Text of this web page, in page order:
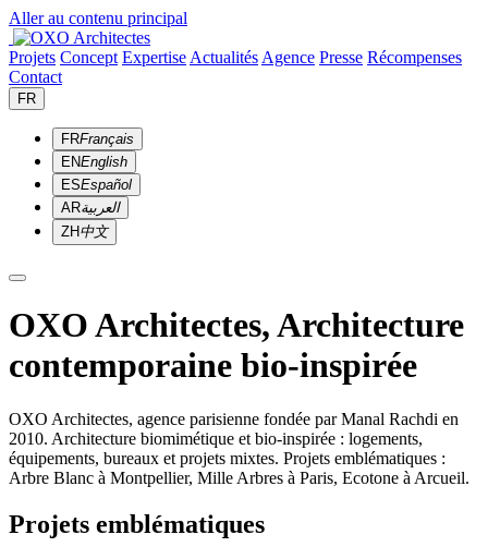
Aller au contenu principal
Projets Concept Expertise Actualités Agence Presse Récompenses
Contact
FR
FRFrançais
ENEnglish
ESEspañol
ARالعربية
ZH中文
OXO Architectes, Architecture
contemporaine bio-inspirée
OXO Architectes, agence parisienne fondée par Manal Rachdi en
2010. Architecture biomimétique et bio-inspirée : logements,
équipements, bureaux et projets mixtes. Projets emblématiques :
Arbre Blanc à Montpellier, Mille Arbres à Paris, Ecotone à Arcueil.
Projets emblématiques